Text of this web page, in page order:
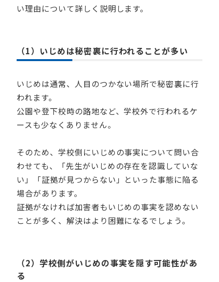
い理由について詳しく説明します。
（1）いじめは秘密裏に行われることが多い
いじめは通常、人目のつかない場所で秘密裏に行
われます。
公園や登下校時の路地など、学校外で行われるケ
ースも少なくありません。
そのため、学校側にいじめの事実について問い合
わせても、「先生がいじめの存在を認識していな
い」「証拠が見つからない」といった事態に陥る
場合があります。
証拠がなければ加害者もいじめの事実を認めない
ことが多く、解決はより困難になるでしょう。
（2）学校側がいじめの事実を隠す可能性があ
る